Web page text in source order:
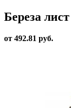
Береза
от 492.81 руб.